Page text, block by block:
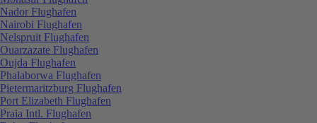
Nador Flughafen
Nairobi Flughafen
Nelspruit Flughafen
Ouarzazate Flughafen
Oujda Flughafen
Phalaborwa Flughafen
Pietermaritzburg Flughafen
Port Elizabeth Flughafen
Praia Intl. Flughafen